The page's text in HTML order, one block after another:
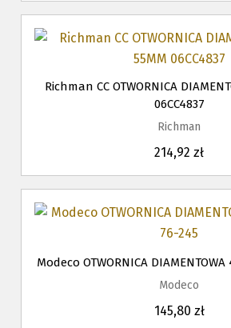
Richman CC OTWORNICA
06CC4837
Richman
214,92 zł
Modeco OTWORNICA
Modeco
145,80 zł